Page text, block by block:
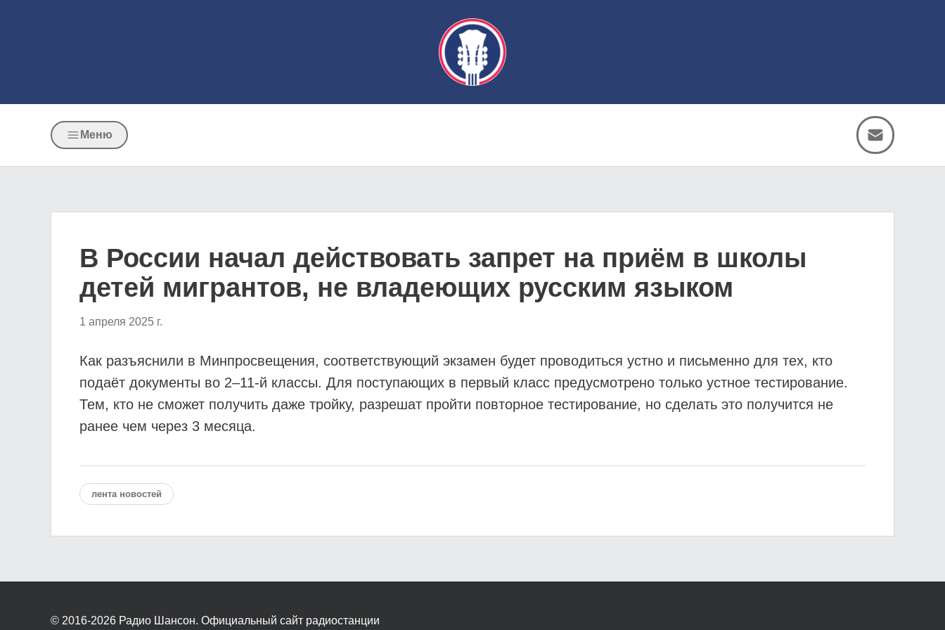
Меню
В России начал действовать запрет на приём в школы
детей мигрантов, не владеющих русским языком
1 апреля 2025 г.
Как разъяснили в Минпросвещения, соответствующий экзамен будет проводиться устно и письменно для тех, кто
подаёт документы во 2–11-й классы. Для поступающих в первый класс предусмотрено только устное тестирование.
Тем, кто не сможет получить даже тройку, разрешат пройти повторное тестирование, но сделать это получится не
ранее чем через 3 месяца.
лента новостей
© 2016-2026 Радио Шансон. Официальный сайт радиостанции